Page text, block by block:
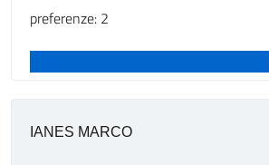
preferenze: 2
IANES MARCO